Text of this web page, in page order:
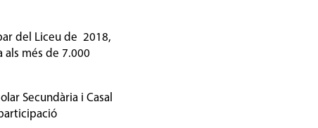
del Liceu de 2018,
als més de 7.000
Secundària i Casal